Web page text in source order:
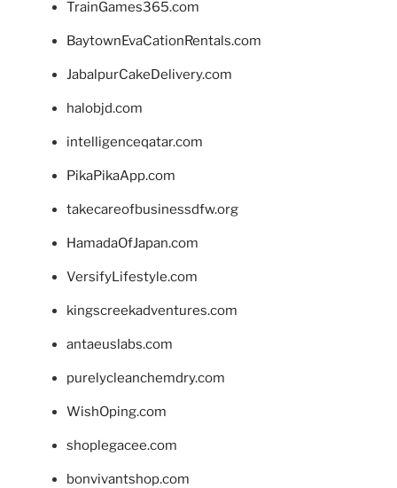
TrainGames365.com
BaytownEvaCationRentals.com
JabalpurCakeDelivery.com
halobjd.com
intelligenceqatar.com
PikaPikaApp.com
takecareofbusinessdfw.org
HamadaOfJapan.com
VersifyLifestyle.com
kingscreekadventures.com
antaeuslabs.com
purelycleanchemdry.com
WishOping.com
shoplegacee.com
bonvivantshop.com